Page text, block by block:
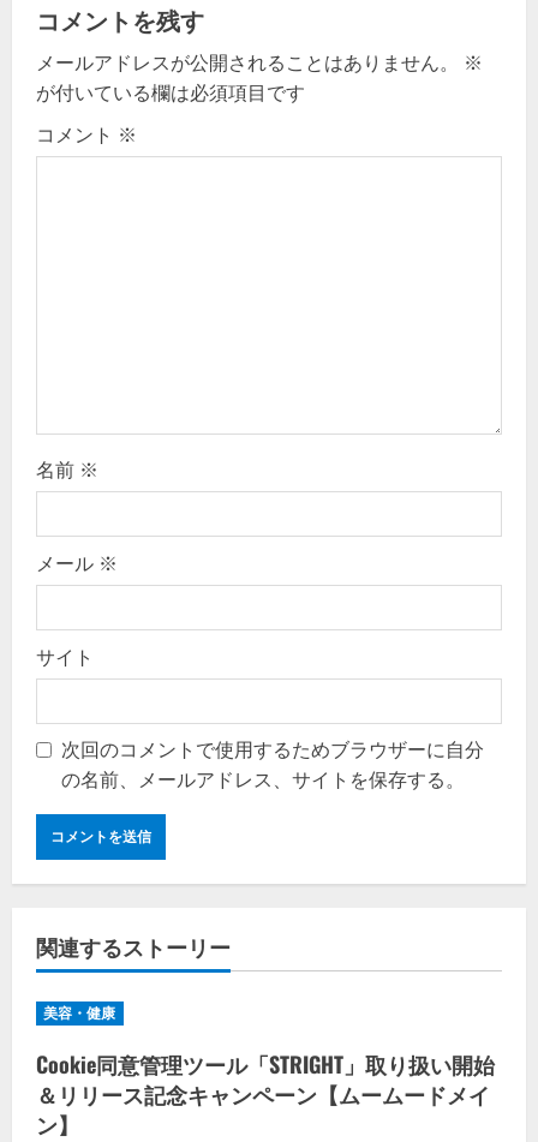
v
i
g
コメントを残す
メールアドレスが公開されることはありません。
※
が付いている欄は必須項目です
コメント ※
名前 ※
メール ※
サイト
次回のコメントで使用するためブラウザーに自分
の名前、メールアドレス、サイトを保存する。
関連するストーリー
美容・健康
Cookie同意管理ツール「STRIGHT」取り扱い開始
＆リリース記念キャンペーン【ムームードメイ
ン】